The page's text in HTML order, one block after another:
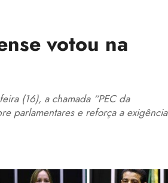
votou na
(16), a chamada “PEC da
parlamentares e reforça a exigência